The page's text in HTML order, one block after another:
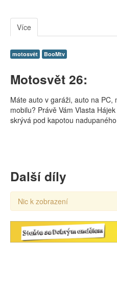
Více
motosvět BooMtv
Motosvět 26:
Máte auto v garáži, auto na
mobilu? Právě Vám Vlasta
skrývá pod kapotou
Další díly
Nic k zobrazení